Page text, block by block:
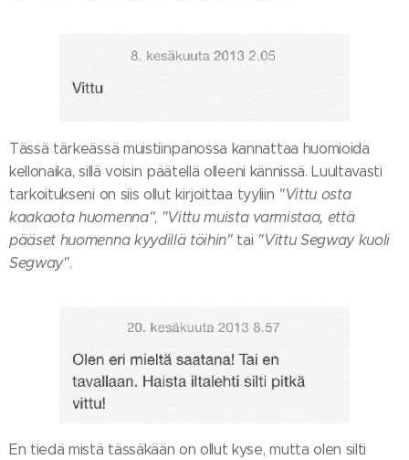
Tässä tärkeässä muistiinpanossa kannattaa huomioida
kellonaika, sillä voisin päätellä olleeni kännissä. Luultavasti
tarkoitukseni on siis ollut kirjoittaa tyyliin "Vittu osta
kaakaota huomenna", "Vittu muista varmistaa, että
pääset huomenna kyydillä töihin"tai "Vittu Segway kuoli
Segway".
En tiedä mistä tässäkään on ollut kyse, mutta olen silti